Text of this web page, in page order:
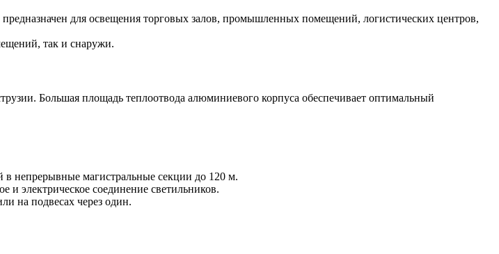
для освещения торговых залов, промышленных помещений, логистических центров,
так и снаружи.
Большая площадь теплоотвода алюминиевого корпуса обеспечивает оптимальный
непрерывные магистральные секции до 120 м.
электрическое соединение светильников.
на подвесах через один.